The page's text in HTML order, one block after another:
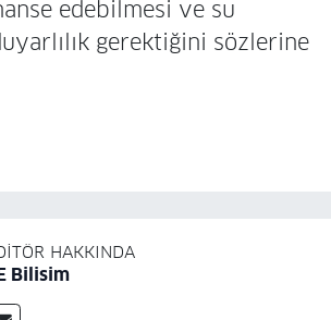
edebilmesi ve su
gerektiğini sözlerine
HAKKINDA
Bilisim